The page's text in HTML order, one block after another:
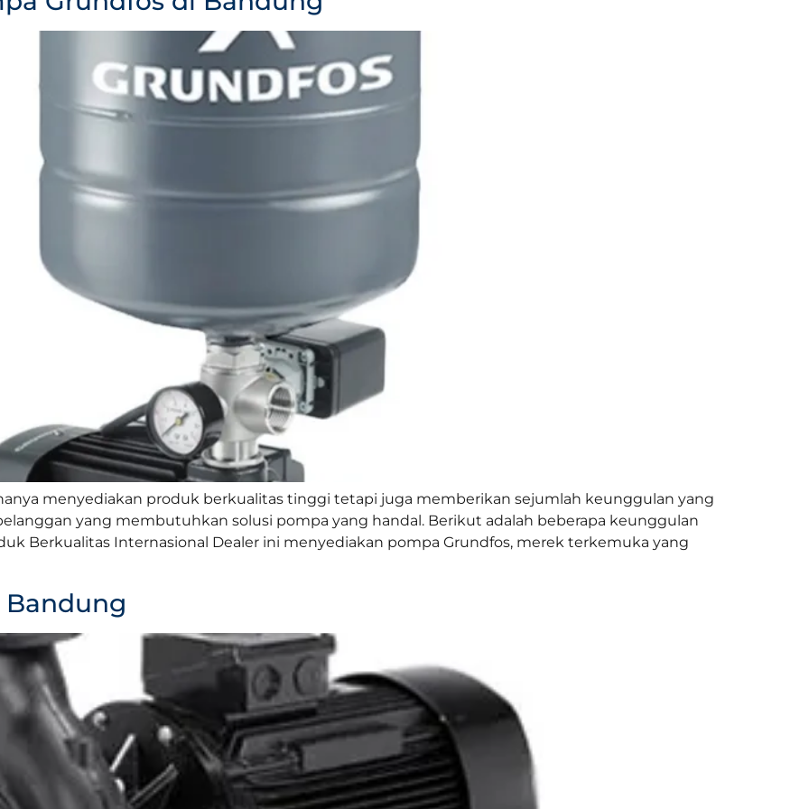
menyediakan produk berkualitas tinggi tetapi juga memberikan sejumlah keunggulan yang
yang membutuhkan solusi pompa yang handal. Berikut adalah beberapa keunggulan
Berkualitas Internasional Dealer ini menyediakan pompa Grundfos, merek terkemuka yang
Bandung